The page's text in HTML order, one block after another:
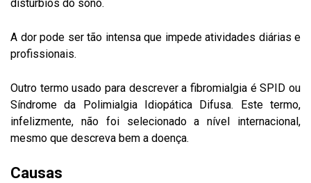
distúrbios do sono.
A dor pode ser tão intensa que impede atividades diárias e
profissionais.
Outro termo usado para descrever a fibromialgia é SPID ou
Síndrome da Polimialgia Idiopática Difusa. Este termo,
infelizmente, não foi selecionado a nível internacional,
mesmo que descreva bem a doença.
Causas